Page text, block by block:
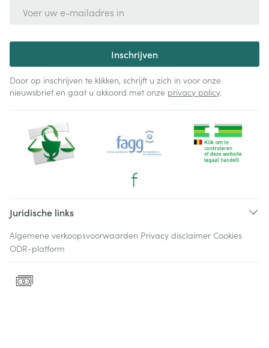
Inschrijven
Door op inschrijven te klikken, schrijft u zich in voor onze
nieuwsbrief en gaat u akkoord met onze privacy policy.
Juridische links
Algemene verkoopsvoorwaarden Privacy disclaimer Cookies
ODR-platform